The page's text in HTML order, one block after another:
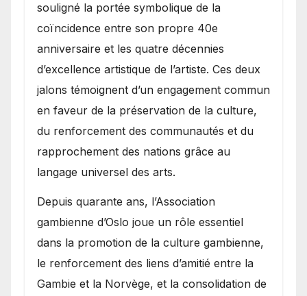
souligné la portée symbolique de la
coïncidence entre son propre 40e
anniversaire et les quatre décennies
d’excellence artistique de l’artiste. Ces deux
jalons témoignent d’un engagement commun
en faveur de la préservation de la culture,
du renforcement des communautés et du
rapprochement des nations grâce au
langage universel des arts.
​Depuis quarante ans, l’Association
gambienne d’Oslo joue un rôle essentiel
dans la promotion de la culture gambienne,
le renforcement des liens d’amitié entre la
Gambie et la Norvège, et la consolidation de